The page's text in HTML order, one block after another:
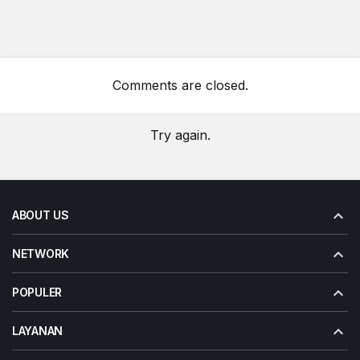
Comments are closed.
Try again.
ABOUT US
NETWORK
POPULER
LAYANAN